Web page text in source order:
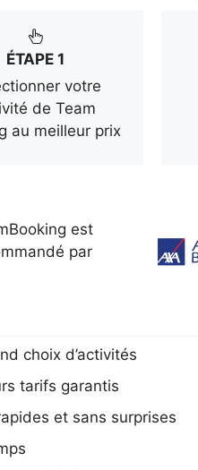
ÉTAPE 1
votre
de Team
au meilleur prix
est
par
choix d’activités
tarifs garantis
et sans surprises